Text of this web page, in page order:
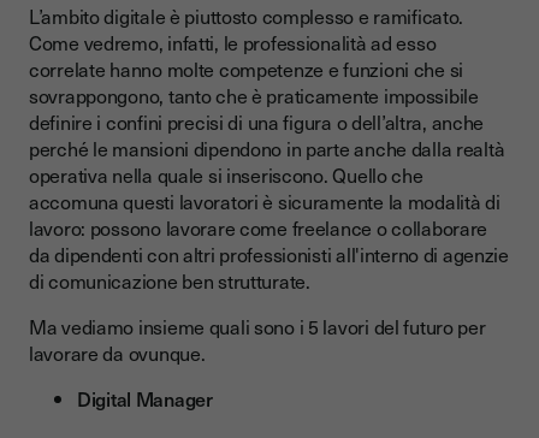
L’ambito digitale è piuttosto complesso e ramificato.
Come vedremo, infatti, le professionalità ad esso
correlate hanno molte competenze e funzioni che si
sovrappongono, tanto che è praticamente impossibile
definire i confini precisi di una figura o dell’altra, anche
perché le mansioni dipendono in parte anche dalla realtà
operativa nella quale si inseriscono. Quello che
accomuna questi lavoratori è sicuramente la modalità di
lavoro: possono lavorare come freelance o collaborare
da dipendenti con altri professionisti all'interno di agenzie
di comunicazione ben strutturate.
Ma vediamo insieme quali sono i 5 lavori del futuro per
lavorare da ovunque.
Digital Manager